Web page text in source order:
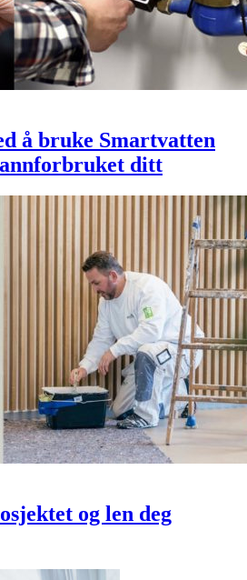
å bruke Smartvatten
ditt
og len deg